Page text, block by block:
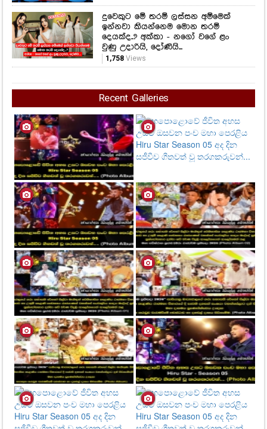
දුවෙකුට මේ තරම් ලස්සන අම්මෙක්
ඉන්නවා කියන්නෙම මොන තරම්
දෙයක්ද..? අක්කා - නගෝ වගේ ළං
වුණු උදාරියි, දෝණියි...
1,758Views
Recent Galleries